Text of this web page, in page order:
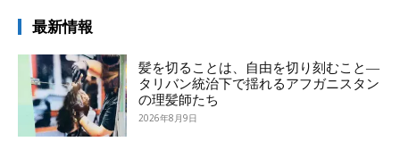
最新情報
髪を切ることは、自由を切り刻むこと―
タリバン統治下で揺れるアフガニスタン
の理髪師たち
2026年8月9日